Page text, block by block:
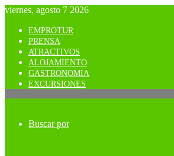
viernes, agosto 7 2026
EMPROTUR
PRENSA
ATRACTIVOS
ALOJAMIENTO
GASTRONOMIA
EXCURSIONES
Buscar por